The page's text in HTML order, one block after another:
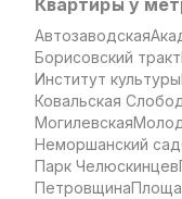
Квартиры у
Автозаводская
Борисовский тракт
Институт культуры
Ковальская
Могилевская
Неморшанский сад
Парк Челюскинцев
Петровщина